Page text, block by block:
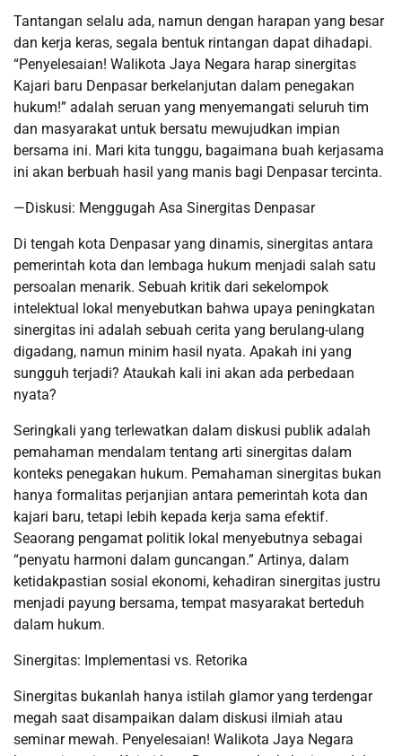
Tantangan selalu ada, namun dengan harapan yang besar
dan kerja keras, segala bentuk rintangan dapat dihadapi.
“Penyelesaian! Walikota Jaya Negara harap sinergitas
Kajari baru Denpasar berkelanjutan dalam penegakan
hukum!” adalah seruan yang menyemangati seluruh tim
dan masyarakat untuk bersatu mewujudkan impian
bersama ini. Mari kita tunggu, bagaimana buah kerjasama
ini akan berbuah hasil yang manis bagi Denpasar tercinta.
—Diskusi: Menggugah Asa Sinergitas Denpasar
Di tengah kota Denpasar yang dinamis, sinergitas antara
pemerintah kota dan lembaga hukum menjadi salah satu
persoalan menarik. Sebuah kritik dari sekelompok
intelektual lokal menyebutkan bahwa upaya peningkatan
sinergitas ini adalah sebuah cerita yang berulang-ulang
digadang, namun minim hasil nyata. Apakah ini yang
sungguh terjadi? Ataukah kali ini akan ada perbedaan
nyata?
Seringkali yang terlewatkan dalam diskusi publik adalah
pemahaman mendalam tentang arti sinergitas dalam
konteks penegakan hukum. Pemahaman sinergitas bukan
hanya formalitas perjanjian antara pemerintah kota dan
kajari baru, tetapi lebih kepada kerja sama efektif.
Seaorang pengamat politik lokal menyebutnya sebagai
“penyatu harmoni dalam guncangan.” Artinya, dalam
ketidakpastian sosial ekonomi, kehadiran sinergitas justru
menjadi payung bersama, tempat masyarakat berteduh
dalam hukum.
Sinergitas: Implementasi vs. Retorika
Sinergitas bukanlah hanya istilah glamor yang terdengar
megah saat disampaikan dalam diskusi ilmiah atau
seminar mewah. Penyelesaian! Walikota Jaya Negara